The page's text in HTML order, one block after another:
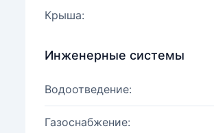
Крыша:
Инженерные системы
Водоотведение:
Газоснабжение: